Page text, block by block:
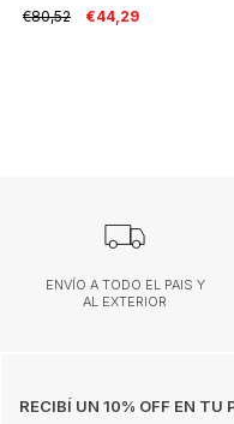
€80,52
€44,29
ENVÍO A TODO EL PAIS Y
AL EXTERIOR
RECIBÍ UN 10% OFF EN TU